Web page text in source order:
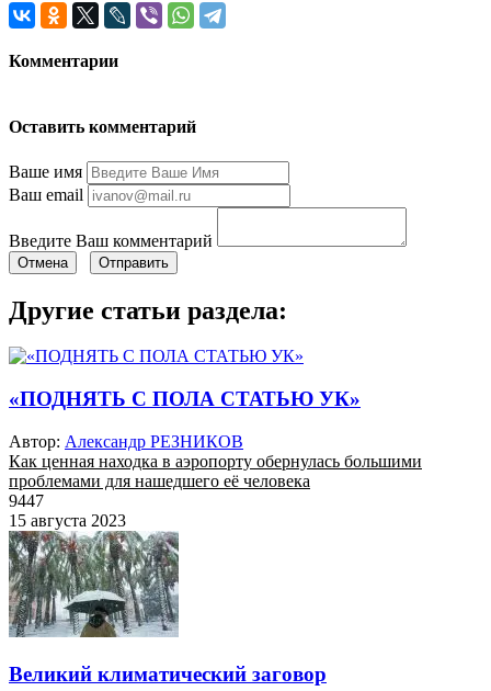
Комментарии
Оставить комментарий
Ваше имя
Ваш email
Введите Ваш комментарий
Отмена Отправить
Другие статьи раздела:
«ПОДНЯТЬ С ПОЛА СТАТЬЮ УК»
Автор: Александр РЕЗНИКОВ
Как ценная находка в аэропорту обернулась большими
проблемами для нашедшего её человека
9447
15 августа 2023
Великий климатический заговор